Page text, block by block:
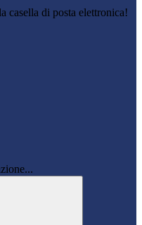
casella di posta elettronica!